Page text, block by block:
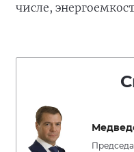
числе,